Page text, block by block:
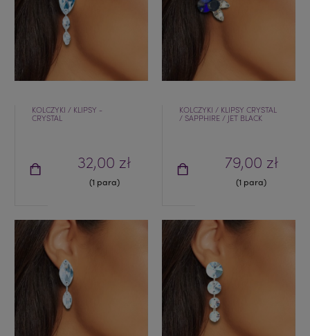
KOLCZYKI / KLIPSY -
CRYSTAL
32,00 zł
(1 para)
KOLCZYKI / KLIPSY CRYSTAL
/ SAPPHIRE / JET BLACK
79,00 zł
(1 para)